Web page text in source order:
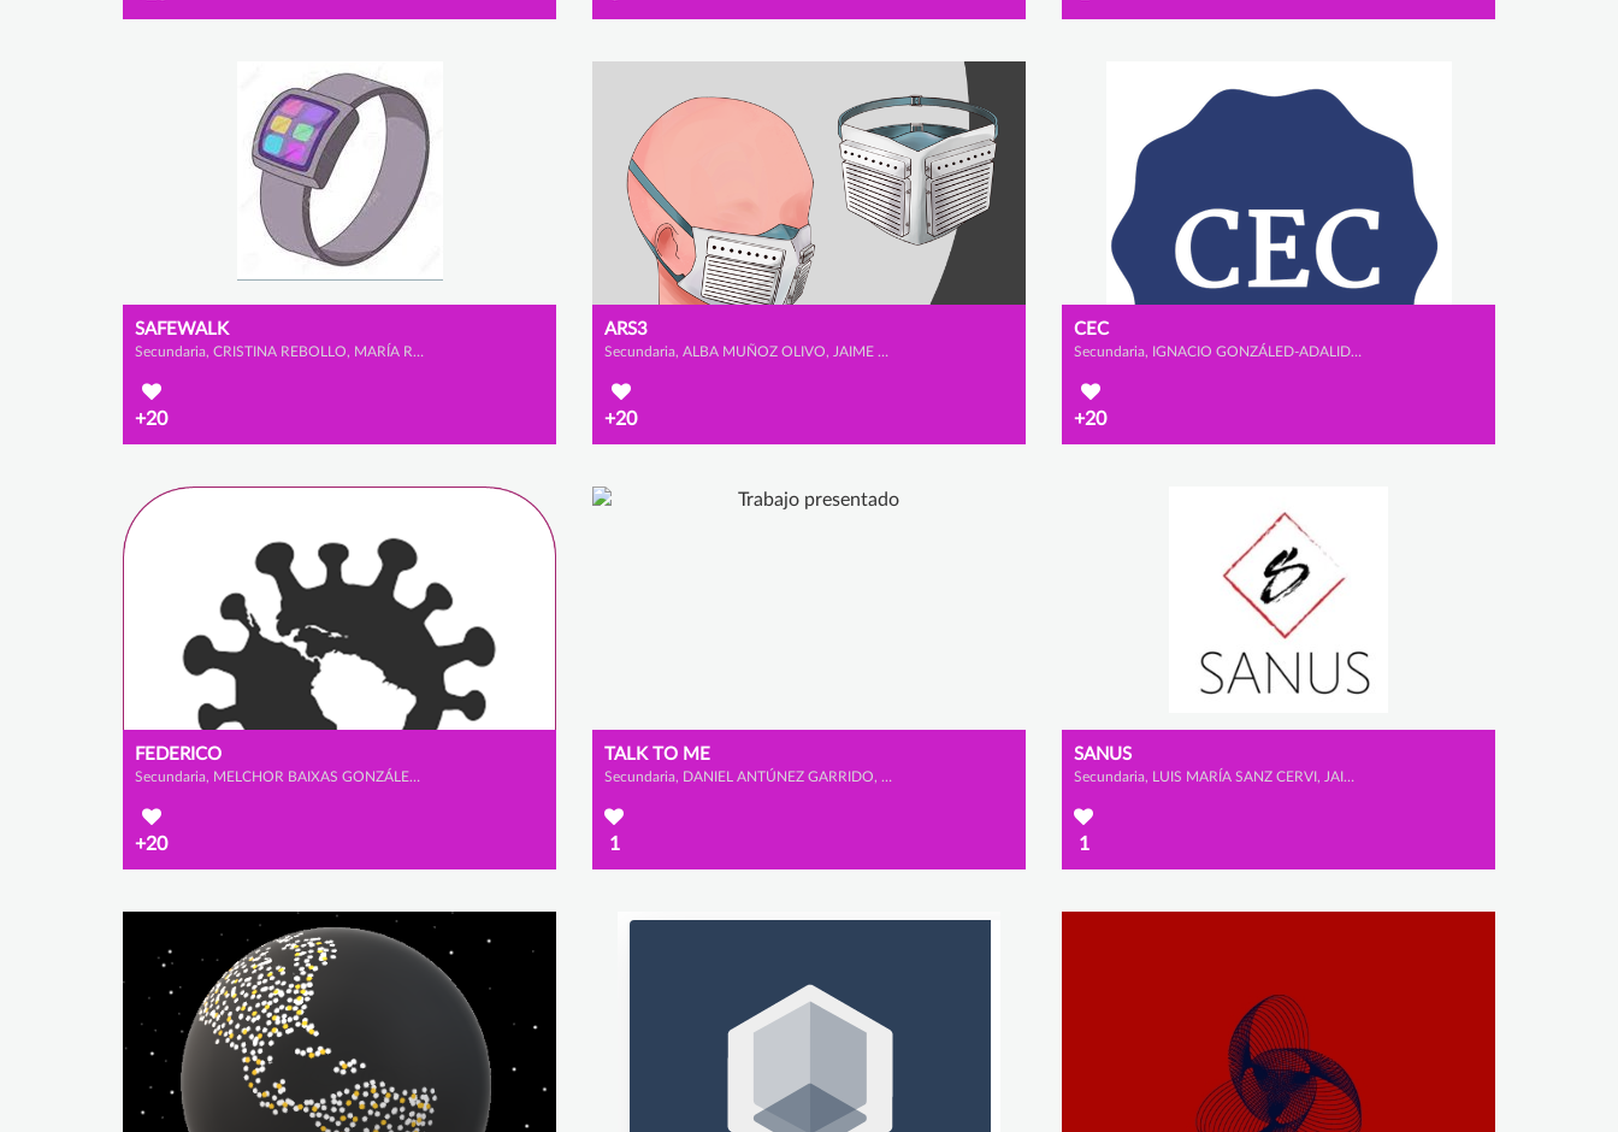
SAFEWALK
Secundaria, CRISTINA REBOLLO, MARÍA RUBIO y ALLEGRA MEAZZA
+20
ARS3
Secundaria, ALBA MUÑOZ OLIVO, JAIME RIOS URBANO y IRENE SAINZ ALCALA
+20
CEC
Secundaria, IGNACIO GONZÁLED-ADALID CHOZAS, JOSÉ GONZÁLEZ-ADALID LLABRÉS y ÁLVARO VALDÉS PIRIZ
+20
FEDERICO
Secundaria, MELCHOR BAIXAS GONZÁLEZ y ALEJANDRO SANZ CABRERIZO
+20
TALK TO ME
Secundaria, DANIEL ANTÚNEZ GARRIDO, PABLO MARTÍN BRAVO y PABLO TABOADA GONZÁLEZ
1
SANUS
Secundaria, LUIS MARÍA SANZ CERVI, JAIME MATUTE PORRAS y ARNAU MATEO JARA
1